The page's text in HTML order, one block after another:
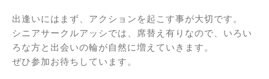
出逢いにはまず、アクションを起こす事が大切です。
シニアサークルアッシでは、席替え有りなので、いろい
ろな方と出会いの輪が自然に増えていきます。
ぜひ参加お待ちしています。